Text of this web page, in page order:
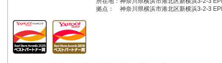
拠点：
神奈川県横浜市港北区新横浜3-2-3